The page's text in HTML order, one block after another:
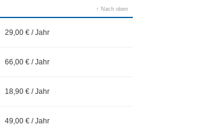
↑ Nach oben
29,00 € / Jahr
66,00 € / Jahr
18,90 € / Jahr
49,00 € / Jahr